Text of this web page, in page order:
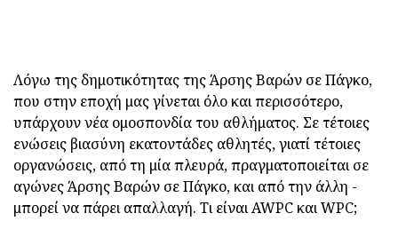
Λόγω της δημοτικότητας της Άρσης Βαρών σε Πάγκο,
που στην εποχή μας γίνεται όλο και περισσότερο,
υπάρχουν νέα ομοσπονδία του αθλήματος. Σε τέτοιες
ενώσεις βιασύνη εκατοντάδες αθλητές, γιατί τέτοιες
οργανώσεις, από τη μία πλευρά, πραγματοποιείται σε
αγώνες Άρσης Βαρών σε Πάγκο, και από την άλλη -
μπορεί να πάρει απαλλαγή. Τι είναι AWPC και WPC;